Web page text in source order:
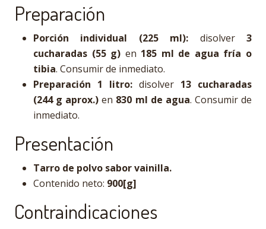
Preparación
Porción individual (225 ml): disolver3
cucharadas (55 g) en 185 ml de agua fría o
tibia. Consumir de inmediato.
Preparación 1 litro: disolver 13 cucharadas
(244 g aprox.) en 830 ml de agua. Consumir de
inmediato.
Presentación
Tarro de polvo sabor vainilla.
Contenido neto: 900[g]
Contraindicaciones